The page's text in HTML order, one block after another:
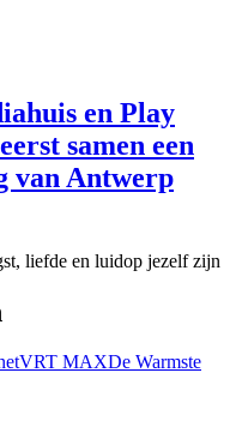
en Play
samen een
van Antwerp
liefde en luidop jezelf zijn
VRT MAXDe Warmste